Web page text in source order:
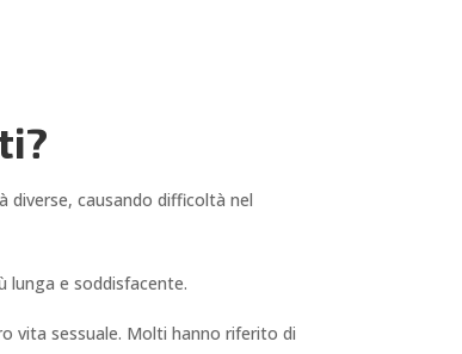
diverse, causando difficoltà nel
lunga e soddisfacente.
vita sessuale. Molti hanno riferito di